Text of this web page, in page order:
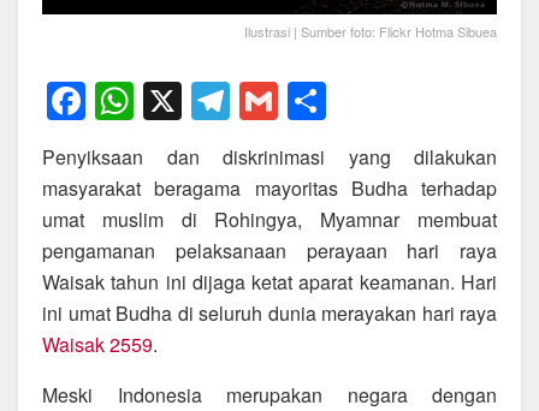
Ilustrasi | Sumber foto: Flickr Hotma Sibuea
F
a
c
e
b
o
o
k
W
h
at
s
A
p
p
X T
el
e
gr
a
m
G
m
ailar
e
Penyiksaan dan diskrinimasi yang dilakukan
masyarakat beragama mayoritas Budha terhadap
umat muslim di Rohingya, Myamnar membuat
pengamanan pelaksanaan perayaan hari raya
Waisak tahun ini dijaga ketat aparat keamanan. Hari
ini umat Budha di seluruh dunia merayakan hari raya
Waisak 2559.
Meski Indonesia merupakan negara dengan